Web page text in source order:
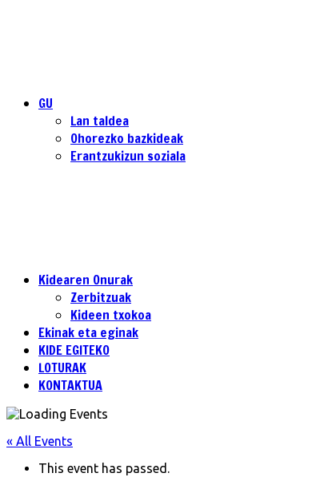
GU
Lan taldea
Ohorezko bazkideak
Erantzukizun soziala
Kidearen Onurak
Zerbitzuak
Kideen txokoa
Ekinak eta eginak
KIDE EGITEKO
LOTURAK
KONTAKTUA
« All Events
This event has passed.